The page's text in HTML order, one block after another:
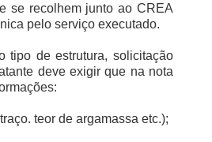
se recolhem junto ao CREA
pelo serviço executado.
tipo de estrutura, solicitação
deve exigir que na nota
teor de argamassa etc.);